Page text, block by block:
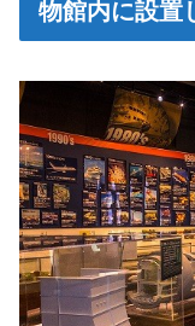
物館内に設置